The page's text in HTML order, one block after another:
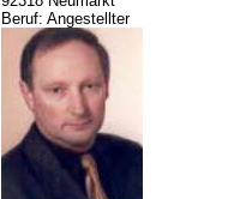
Beruf: Angestellter